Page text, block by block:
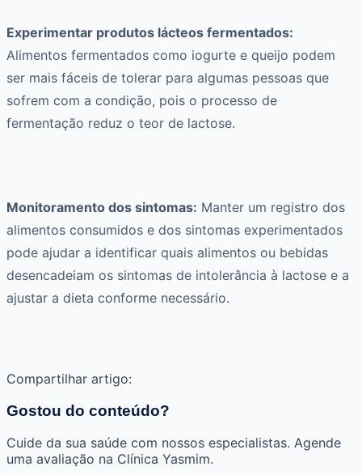
Experimentar produtos lácteos fermentados:
Alimentos fermentados como iogurte e queijo podem
ser mais fáceis de tolerar para algumas pessoas que
sofrem com a condição, pois o processo de
fermentação reduz o teor de lactose.
Monitoramento dos sintomas: Manter um registro dos
alimentos consumidos e dos sintomas experimentados
pode ajudar a identificar quais alimentos ou bebidas
desencadeiam os sintomas de intolerância à lactose e a
ajustar a dieta conforme necessário.
Compartilhar artigo:
Gostou do conteúdo?
Cuide da sua saúde com nossos especialistas. Agende
uma avaliação na Clínica Yasmim.